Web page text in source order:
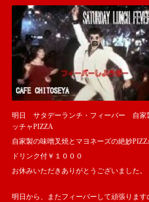
明日 サタデーランチ・フィーバー 自家
ッチャPIZZA
自家製の味噌叉焼とマヨネーズの絶妙
ドリンク付￥１０００
お休みいただきありがとうございました。
明日から、またフィーバーして頑張ります